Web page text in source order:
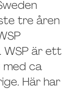
tre åren
WSP är ett
med ca
Här har